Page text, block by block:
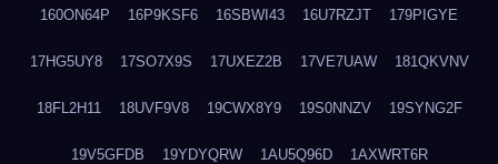
160ON64P 16P9KSF6 16SBWI43 16U7RZJT 179PIGYE
17HG5UY8 17SO7X9S 17UXEZ2B 17VE7UAW 181QKVNV
18FL2H11 18UVF9V8 19CWX8Y9 19S0NNZV 19SYNG2F
19V5GFDB 19YDYQRW 1AU5Q96D 1AXWRT6R